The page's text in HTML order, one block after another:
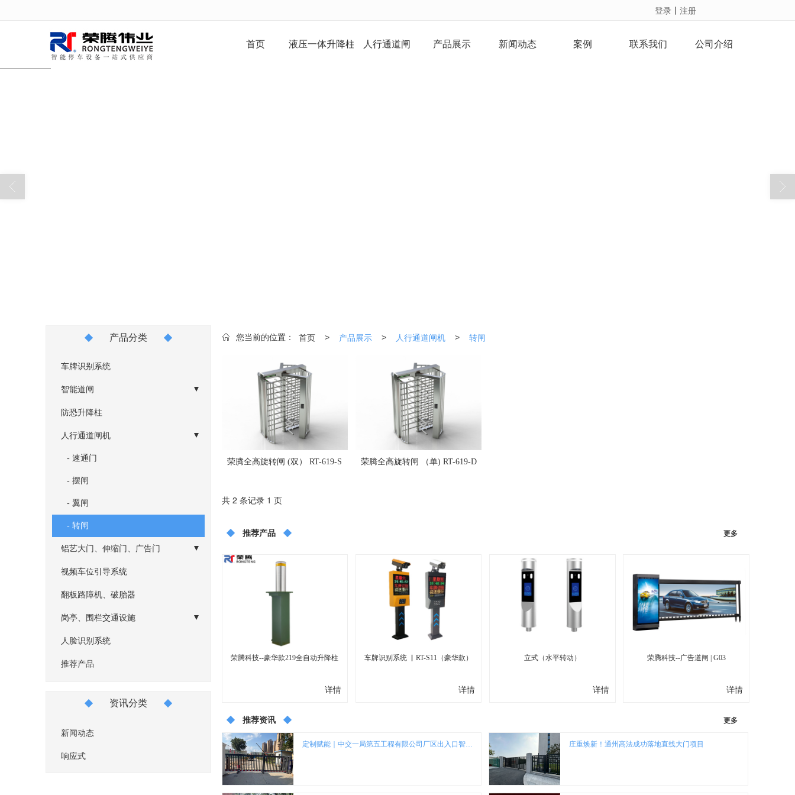
登录 丨 注册
首页 液压一体升降柱 人行通道闸 产品展示 新闻动态 案例 联系我们 公司介绍
产品分类
车牌识别系统
智能道闸
- 空降闸
- 广告道闸
- 直杆道闸、栅栏道闸
防恐升降柱
人行通道闸机
- 速通门
- 摆闸
- 翼闸
- 转闸
铝艺大门、伸缩门、广告门
- 广告门
- 伸缩门
- 铝艺大门
视频车位引导系统
翻板路障机、破胎器
岗亭、围栏交通设施
- 钢结构岗亭
- 警用仿古岗亭
- 不锈钢岗亭
人脸识别系统
推荐产品
资讯分类
新闻动态
响应式
您当前的位置： 首页 > 产品展示 > 人行通道闸机 > 转闸
荣腾全高旋转闸 (双） RT-619-S 荣腾全高旋转闸 （单) RT-619-D
共 2 条记录 1 页
推荐产品 更多
荣腾科技--豪华款219全自动升降柱
详情
车牌识别系统 ▏RT-S11（豪华款）
详情
立式（水平转动）
详情
荣腾科技--广告道闸 | G03
详情
推荐资讯 更多
定制赋能｜中交一局第五工程有限公司厂区出入口智能门控项目圆满落地 庄重焕新！通州高法成功落地直线大门项目